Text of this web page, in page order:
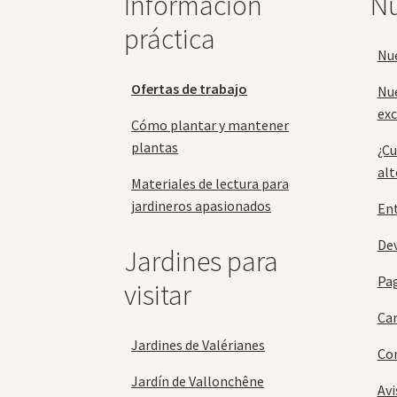
práctica
Ofertas de trabajo
Cómo plantar y mantener
plantas
Materiales de lectura para
jardineros apasionados
Jardines para
visitar
Jardines de Valérianes
Jardín de Vallonchêne